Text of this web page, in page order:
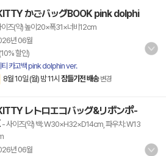
かごバッグBOOK pink dolphi
즈(약) 높이20×폭31×너비12cm
년 06월
할인)
티 카고백 pink dolphin ver.
8월 10일 (월) 밤 11시 잠들기전 배송 변경
レトロエコバッグ&リボンポ-
- 사이즈(약) 백: W30×H32×D14cm, 파우치: W13
년 06월